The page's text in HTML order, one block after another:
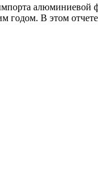
В этом отчете